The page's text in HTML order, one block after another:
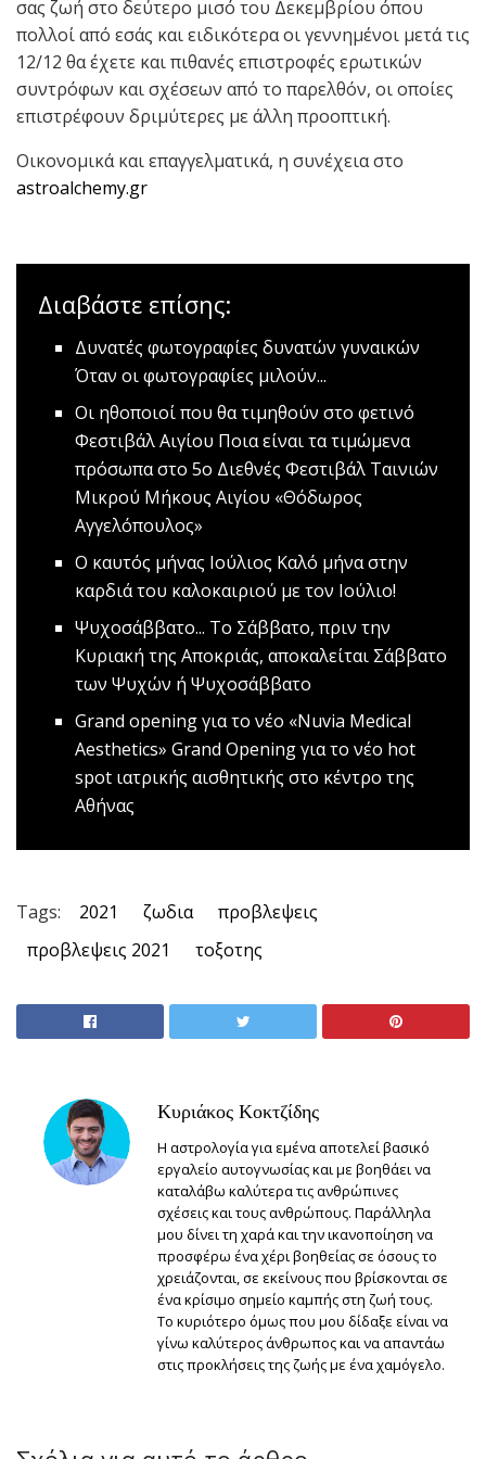
σας ζωή στο δεύτερο μισό του Δεκεμβρίου όπου
πολλοί από εσάς και ειδικότερα οι γεννημένοι μετά τις
12/12 θα έχετε και πιθανές επιστροφές ερωτικών
συντρόφων και σχέσεων από το παρελθόν, οι οποίες
επιστρέφουν δριμύτερες με άλλη προοπτική.
Οικονομικά και επαγγελματικά, η συνέχεια στο
astroalchemy.gr
Διαβάστε επίσης:
Δυνατές φωτογραφίες δυνατών γυναικών
Όταν οι φωτογραφίες μιλούν...
Οι ηθοποιοί που θα τιμηθούν στο φετινό
Φεστιβάλ Αιγίου Ποια είναι τα τιμώμενα
πρόσωπα στο 5ο Διεθνές Φεστιβάλ Ταινιών
Μικρού Μήκους Αιγίου «Θόδωρος
Αγγελόπουλος»
O καυτός μήνας Ιούλιος Καλό μήνα στην
καρδιά του καλοκαιριού με τον Ιούλιο!
Ψυχοσάββατο... Το Σάββατο, πριν την
Κυριακή της Αποκριάς, αποκαλείται Σάββατο
των Ψυχών ή Ψυχοσάββατο
Grand οpening για το νέο «Nuvia Medical
Aesthetics» Grand Opening για το νέο hot
spot ιατρικής αισθητικής στο κέντρο της
Αθήνας
Tags: 2021 ζωδια
προβλεψεις
προβλεψεις 2021
τοξοτης
Κυριάκος Κοκτζίδης
Η αστρολογία για εμένα αποτελεί βασικό
εργαλείο αυτογνωσίας και με βοηθάει να
καταλάβω καλύτερα τις ανθρώπινες
σχέσεις και τους ανθρώπους. Παράλληλα
μου δίνει τη χαρά και την ικανοποίηση να
προσφέρω ένα χέρι βοηθείας σε όσους το
χρειάζονται, σε εκείνους που βρίσκονται σε
ένα κρίσιμο σημείο καμπής στη ζωή τους.
Το κυριότερο όμως που μου δίδαξε είναι να
γίνω καλύτερος άνθρωπος και να απαντάω
στις προκλήσεις της ζωής με ένα χαμόγελο.